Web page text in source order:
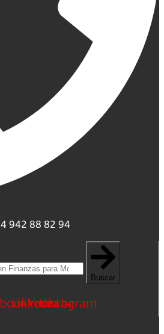
942 88 82 94
Buscar
Linkedin
Youtube
Instagram